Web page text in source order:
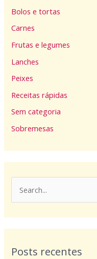
Bolos e tortas
Carnes
Frutas e legumes
Lanches
Peixes
Receitas rápidas
Sem categoria
Sobremesas
u
Posts recentes